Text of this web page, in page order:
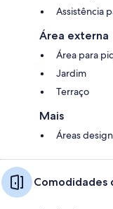
Assistência
Área externa
Área para
Jardim
Terraço
Mais
Áreas
Comodidades